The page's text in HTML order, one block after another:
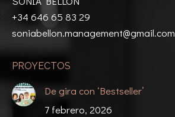
windowwindowwindowwindow
+34 646 65 83 29
soniabellon.management@gmail.com
PROYECTOS
De gira con ‘Bestseller’
7 febrero, 2026